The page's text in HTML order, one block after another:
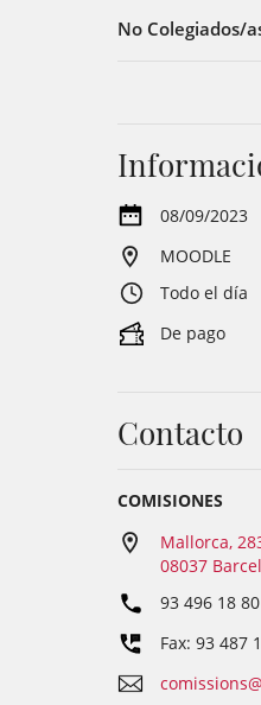
No Colegiados/
08/09/2023
MOODLE
Todo el día
De pago
Contacto
COMISIONES
Mallorca,
08037
93 496 18 80
Fax: 93 487